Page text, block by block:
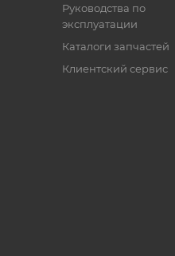
Руководства по
эксплуатации
Каталоги запчастей
Клиентский сервис